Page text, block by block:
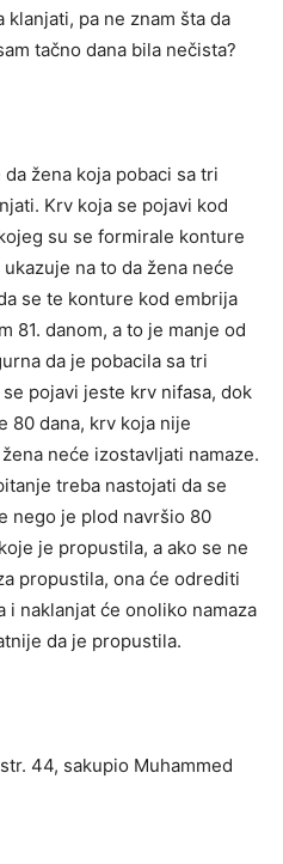
pa ne znam šta da
tačno dana bila nečista?
žena koja pobaci sa tri
Krv koja se pojavi kod
su se formirale konture
na to da žena neće
se te konture kod embrija
81. danom, a to je manje od
da je pobacila sa tri
pojavi jeste krv nifasa, dok
80 dana, krv koja nije
neće izostavljati namaze.
treba nastojati da se
nego je plod navršio 80
je propustila, a ako se ne
propustila, ona će odrediti
naklanjat će onoliko namaza
da je propustila.
44, sakupio Muhammed